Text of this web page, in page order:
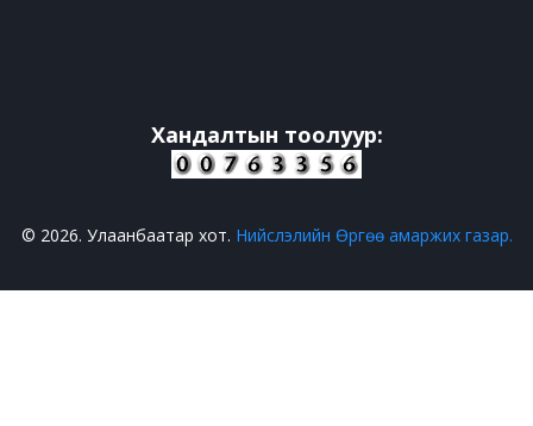
Хандалтын тоолуур:
© 2026. Улаанбаатар хот. Нийслэлийн Өргөө амаржих газар.